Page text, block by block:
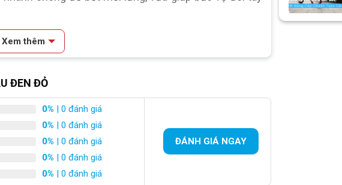
thoải mái chạy xe với vận tốc yêu thích và dừng xe lại
lên hạ xuống đơn giản mà không cần thêm bất kỳ
bạn gài balo hoặc chở bạn bè. Chiếc yên sau cũng
Xem thêm
ĐEN ĐỎ
0% | 0 đánh giá
0% | 0 đánh giá
0% | 0 đánh giá
0% | 0 đánh giá
0% | 0 đánh giá
ĐÁNH GIÁ NGAY